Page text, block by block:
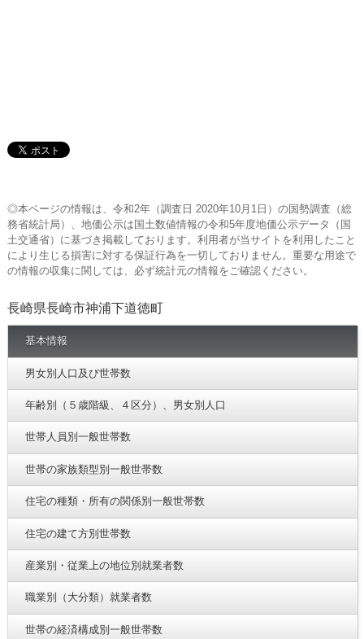
◎本ページの情報は、令和2年（調査日 2020年10月1日）の国勢調査（総
務省統計局）、地価公示は国土数値情報の令和5年度地価公示データ（国
土交通省）に基づき掲載しております。利用者が当サイトを利用したこと
により生じる損害に対する保証行為を一切しておりません。重要な用途で
の情報の収集に関しては、必ず統計元の情報をご確認ください。
長崎県長崎市神浦下道徳町
基本情報
男女別人口及び世帯数
年齢別（５歳階級、４区分）、男女別人口
世帯人員別一般世帯数
世帯の家族類型別一般世帯数
住宅の種類・所有の関係別一般世帯数
住宅の建て方別世帯数
産業別・従業上の地位別就業者数
職業別（大分類）就業者数
世帯の経済構成別一般世帯数